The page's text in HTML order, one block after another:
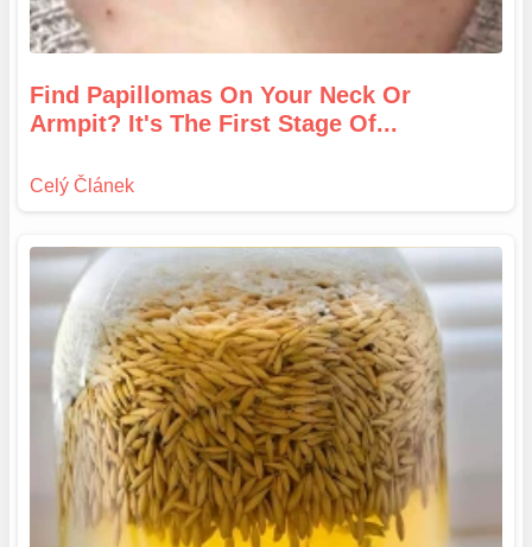
Find Papillomas On Your Neck Or
Armpit? It's The First Stage Of...